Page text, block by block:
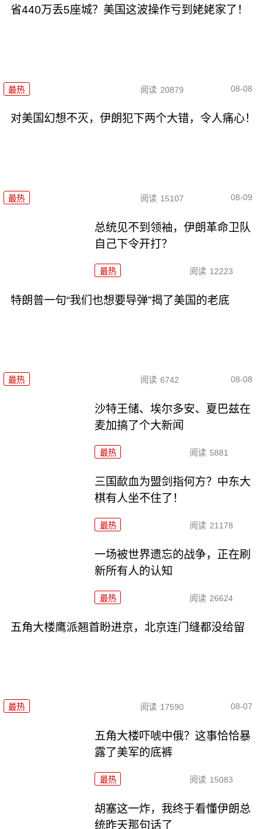
省440万丢5座城？美国这波操作亏到姥姥家了！
最热 阅读 20879 08-08
对美国幻想不灭，伊朗犯下两个大错，令人痛心！
最热 阅读 15107 08-09
总统见不到领袖，伊朗革命卫队
自己下令开打？
最热 阅读 12223
特朗普一句“我们也想要导弹”揭了美国的老底
最热 阅读 6742 08-08
沙特王储、埃尔多安、夏巴兹在
麦加搞了个大新闻
最热 阅读 5881
三国歃血为盟剑指何方？中东大
棋有人坐不住了！
最热 阅读 21178
一场被世界遗忘的战争，正在刷
新所有人的认知
最热 阅读 26624
五角大楼鹰派翘首盼进京，北京连门缝都没给留
最热 阅读 17590 08-07
五角大楼吓唬中俄？这事恰恰暴
露了美军的底裤
最热 阅读 15083
胡塞这一炸，我终于看懂伊朗总
统昨天那句话了